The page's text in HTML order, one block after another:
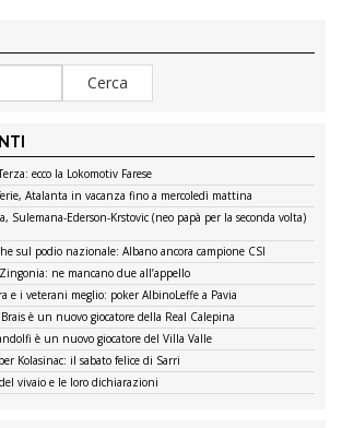
ecco la Lokomotiv Farese
Atalanta in vacanza fino a mercoledì mattina
Sulemana-Ederson-Krstovic (neo papà per la seconda volta)
sul podio nazionale: Albano ancora campione CSI
ne mancano due all’appello
e i veterani meglio: poker AlbinoLeffe a Pavia
Brais è un nuovo giocatore della Real Calepina
è un nuovo giocatore del Villa Valle
Kolasinac: il sabato felice di Sarri
vivaio e le loro dichiarazioni